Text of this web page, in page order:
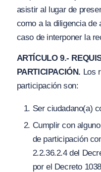
asistir al lugar de
como a la diligencia
caso de interponer la
ARTÍCULO 9.-
PARTICIPACIÓN. Los
participación son:
Ser ciudadano(a)
Cumplir con
de participación
2.2.36.2.4 del
por el Decreto